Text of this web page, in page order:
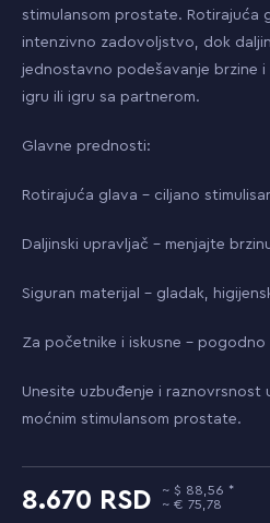
stimulansom prostate. Rotirajuća
intenzivno zadovoljstvo, dok
jednostavno podešavanje brzine
igru ili igru sa partnerom.
Glavne prednosti:
Rotirajuća glava – ciljano
Daljinski upravljač – menjajte
Siguran materijal – gladak,
Za početnike i iskusne –
Unesite uzbuđenje i raznovrsnost
moćnim stimulansom prostate.
8.670
88,56
75,78